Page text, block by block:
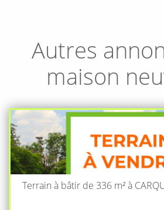
Autres
maison
Terrain à bâtir de 336 m² à